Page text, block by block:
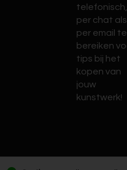
telefonisch,
per chat als
per email te
bereiken
tips bij het
kopen van
jouw
kunstwerk!